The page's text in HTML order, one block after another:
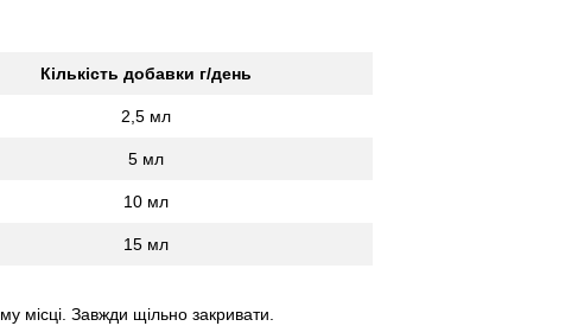
Кількість добавки г/день
2,5 мл
5 мл
10 мл
15 мл
місці. Завжди щільно закривати.